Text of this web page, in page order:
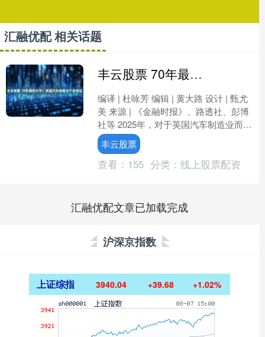
汇融优配 相关话题
丰云股票 70年最低水平！英国汽车倒退半个多世纪
编译 | 杜咏芳 编辑 | 黄大路 设计 | 甄尤
美 来源 | 《金融时报》、路透社、彭博
社等 2025年，对于英国汽车制造业而
言，是载入行业史册的“寒冬之年”....
丰云股票
查看： 155 分类： 线上股票配资
汇融优配文章已加载完成
沪深京指数
上证综指 3940.04 +39.68 +1.02%